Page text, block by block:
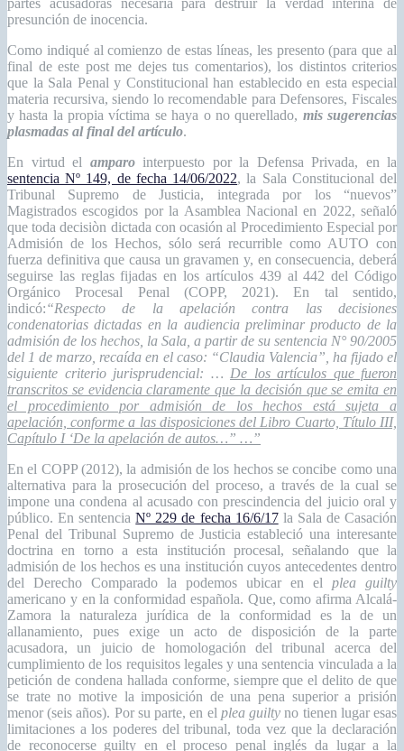
partes acusadoras necesaria para destruir la verdad interina de
presunción de inocencia.
Como indiqué al comienzo de estas líneas, les presento (para que al
final de este post me dejes tus comentarios), los distintos criterios
que la Sala Penal y Constitucional han establecido en esta especial
materia recursiva, siendo lo recomendable para Defensores, Fiscales
y hasta la propia víctima se haya o no querellado, mis sugerencias
plasmadas al final del artículo.
En virtud el amparointerpuesto por la Defensa Privada, en la
sentencia Nº 149, de fecha 14/06/2022, la Sala Constitucional del
Tribunal Supremo de Justicia, integrada por los “nuevos”
Magistrados escogidos por la Asamblea Nacional en 2022, señaló
que toda decisiòn dictada con ocasión al Procedimiento Especial por
Admisión de los Hechos, sólo será recurrible como AUTO con
fuerza definitiva que causa un gravamen y, en consecuencia, deberá
seguirse las reglas fijadas en los artículos 439 al 442 del Código
Orgánico Procesal Penal (COPP, 2021). En tal sentido,
indicó:“Respecto de la apelación contra las decisiones
condenatorias dictadas en la audiencia preliminar producto de la
admisión de los hechos, la Sala, a partir de su sentencia N° 90/2005
del 1 de marzo, recaída en el caso: “Claudia Valencia”, ha fijado el
siguiente criterio jurisprudencial: … De los artículos que fueron
transcritos se evidencia claramente que la decisión que se emita en
el procedimiento por admisión de los hechos está sujeta a
apelación, conforme a las disposiciones del Libro Cuarto, Título III,
Capítulo I ‘De la apelación de autos…” …”
En el COPP (2012), la admisión de los hechos se concibe como una
alternativa para la prosecución del proceso, a través de la cual se
impone una condena al acusado con prescindencia del juicio oral y
público. En sentenciaNº 229 de fecha 16/6/17la Sala de Casación
Penal del Tribunal Supremo de Justicia estableció una interesante
doctrina en torno a esta institución procesal, señalando que la
admisión de los hechos es una institución cuyos antecedentes dentro
del Derecho Comparado la podemos ubicar en el plea guilty
americano y en la conformidad española. Que, como afirma Alcalá-
Zamora la naturaleza jurídica de la conformidad es la de un
allanamiento, pues exige un acto de disposición de la parte
acusadora, un juicio de homologación del tribunal acerca del
cumplimiento de los requisitos legales y una sentencia vinculada a la
petición de condena hallada conforme, siempre que el delito de que
se trate no motive la imposición de una pena superior a prisión
menor (seis años). Por su parte, en el plea guilty no tienen lugar esas
limitaciones a los poderes del tribunal, toda vez que la declaración
de reconocerse guilty en el proceso penal inglés da lugar a la